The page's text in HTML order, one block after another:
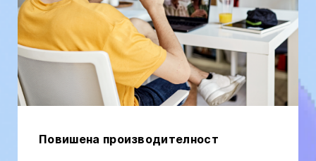
Повишена производителност